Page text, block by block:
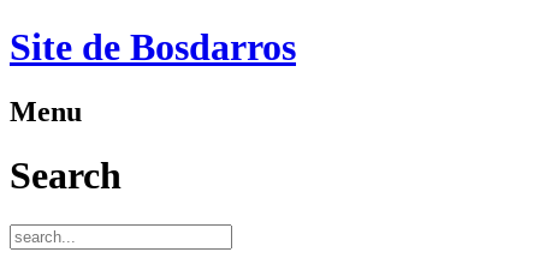
Site de Bosdarros
Menu
Search